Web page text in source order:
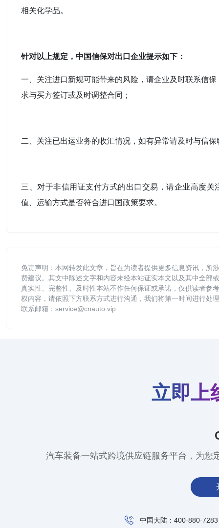
相关化学品。
针对以上规定，中国信保对出口企业提示如下：
一、关注进口新规可能带来的风险，请企业及时联系信
求与买方签订或及时调整合同；
二、关注已出运业务的收汇情况，如有异常请及时与信保
三、对于非信用证支付方式的出口交易，请企业高度关
值、运输方式是否符合进口国政策要求。
免责声明：本网转发此文章，旨在为读者提供更多信息资讯，所
费建议。其文中陈述文字和内容未经本站证实本文以及其中全部
真实性、完整性、及时性本站不作任何保证或承诺，仅供读者参
权内容，请依照下方联系方式进行沟通，我们将第一时间进行处
联系邮箱：service@cnauto.vip
立即上
汽车装备一站式跨境供应链服务平台，为您
中国大陆：400-880-7283